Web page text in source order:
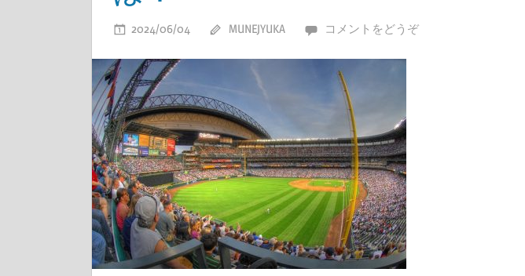
2024/06/04 MUNEJYUKA コメントをどうぞ